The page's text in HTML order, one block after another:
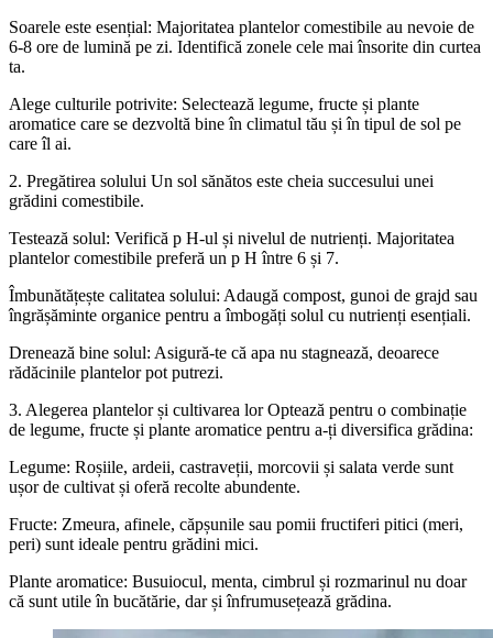
Soarele este esențial: Majoritatea plantelor comestibile au nevoie de
6-8 ore de lumină pe zi. Identifică zonele cele mai însorite din curtea
ta.
Alege culturile potrivite: Selectează legume, fructe și plante
aromatice care se dezvoltă bine în climatul tău și în tipul de sol pe
care îl ai.
2. Pregătirea solului Un sol sănătos este cheia succesului unei
grădini comestibile.
Testează solul: Verifică p H-ul și nivelul de nutrienți. Majoritatea
plantelor comestibile preferă un p H între 6 și 7.
Îmbunătățește calitatea solului: Adaugă compost, gunoi de grajd sau
îngrășăminte organice pentru a îmbogăți solul cu nutrienți esențiali.
Drenează bine solul: Asigură-te că apa nu stagnează, deoarece
rădăcinile plantelor pot putrezi.
3. Alegerea plantelor și cultivarea lor Optează pentru o combinație
de legume, fructe și plante aromatice pentru a-ți diversifica grădina:
Legume: Roșiile, ardeii, castraveții, morcovii și salata verde sunt
ușor de cultivat și oferă recolte abundente.
Fructe: Zmeura, afinele, căpșunile sau pomii fructiferi pitici (meri,
peri) sunt ideale pentru grădini mici.
Plante aromatice: Busuiocul, menta, cimbrul și rozmarinul nu doar
că sunt utile în bucătărie, dar și înfrumusețează grădina.